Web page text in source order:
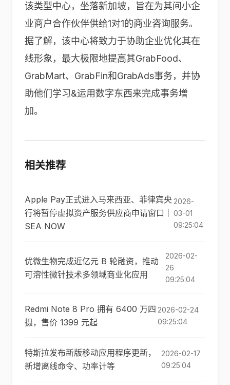
该类型中心，坐落新加坡，旨在为其间小企
业商户合作伙伴供给1对1的商业咨询服务。
据了解，该中心将致力于协助企业优化其在
线形象，最大极限地提高其GrabFood、
GrabMart、GrabFin和GrabAds事务，并协
助他们学习&运用数字东西来完成事务增
加。
相关推荐
Apple Pay正式进入马来西亚、菲律宾央
行将暂停虚拟资产服务供应商申请窗口｜
SEA NOW
2026-
03-01
09:25:04
优微生物完成近亿元 B 轮融资，推动
可溶性微针技术多领域商业化应用
2026-02-
26
09:25:04
Redmi Note 8 Pro 拥有 6400 万四
摄，售价 1399 元起
2026-02-24
09:25:04
特斯拉发布新版移动应用程序更新，
新增离线命令、功率计等
2026-02-17
09:25:04